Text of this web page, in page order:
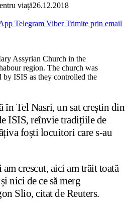
viață26.12.2018
Telegram Viber Trimite prin email
Assyrian Church in the
region. The church was
by ISIS as they controlled the
în Tel Nasri, un sat creștin din
ISIS, reînvie tradițiile de
foști locuitori care s-au
crescut, aici am trăit toată
nici de ce să merg
Slio, citat de Reuters.